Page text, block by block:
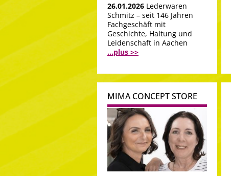
26.01.2026 Lederwaren
Schmitz – seit 146 Jahren
Fachgeschäft mit
Geschichte, Haltung und
Leidenschaft in Aachen
...plus >>
MIMA CONCEPT STORE